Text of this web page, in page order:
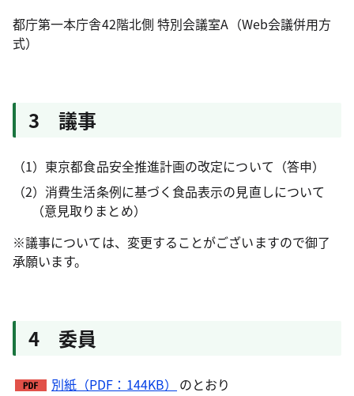
都庁第一本庁舎42階北側 特別会議室A（Web会議併用方
式）
3 議事
（1）東京都食品安全推進計画の改定について（答申）
（2）消費生活条例に基づく食品表示の見直しについて
（意見取りまとめ）
※議事については、変更することがございますので御了
承願います。
4 委員
別紙（PDF：144KB） のとおり